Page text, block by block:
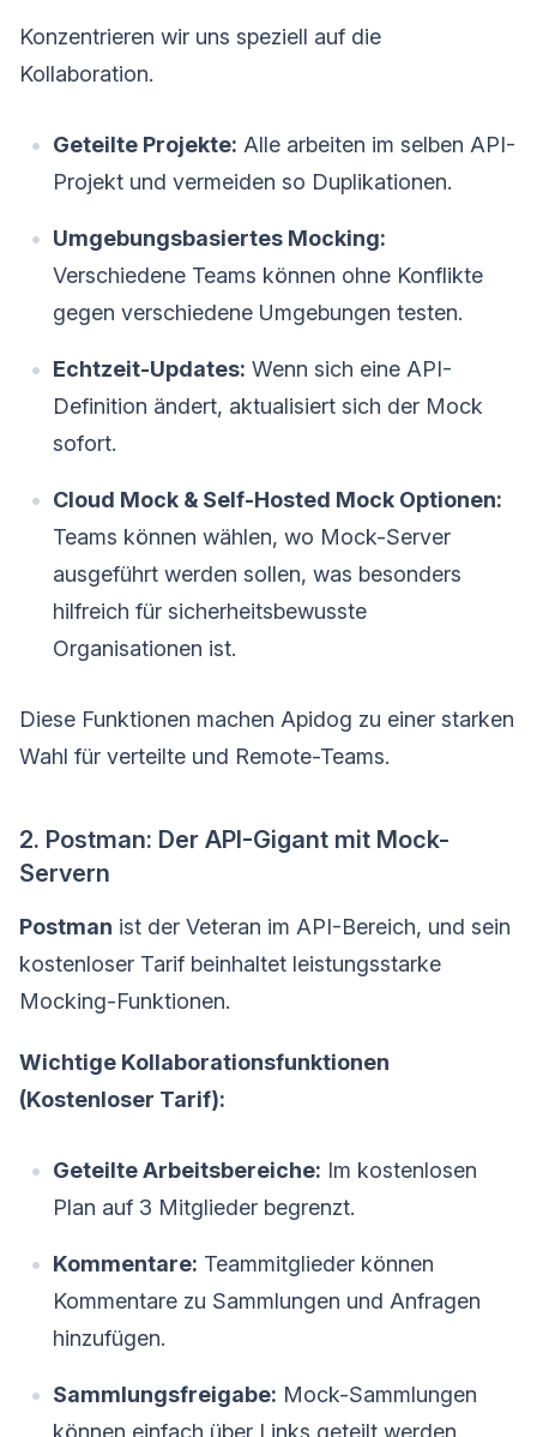
Konzentrieren wir uns speziell auf die
Kollaboration.
Geteilte Projekte: Alle arbeiten im selben API-
Projekt und vermeiden so Duplikationen.
Umgebungsbasiertes Mocking:
Verschiedene Teams können ohne Konflikte
gegen verschiedene Umgebungen testen.
Echtzeit-Updates: Wenn sich eine API-
Definition ändert, aktualisiert sich der Mock
sofort.
Cloud Mock & Self-Hosted Mock Optionen:
Teams können wählen, wo Mock-Server
ausgeführt werden sollen, was besonders
hilfreich für sicherheitsbewusste
Organisationen ist.
Diese Funktionen machen Apidog zu einer starken
Wahl für verteilte und Remote-Teams.
2. Postman: Der API-Gigant mit Mock-
Servern
Postman ist der Veteran im API-Bereich, und sein
kostenloser Tarif beinhaltet leistungsstarke
Mocking-Funktionen.
Wichtige Kollaborationsfunktionen
(Kostenloser Tarif):
Geteilte Arbeitsbereiche: Im kostenlosen
Plan auf 3 Mitglieder begrenzt.
Kommentare: Teammitglieder können
Kommentare zu Sammlungen und Anfragen
hinzufügen.
Sammlungsfreigabe: Mock-Sammlungen